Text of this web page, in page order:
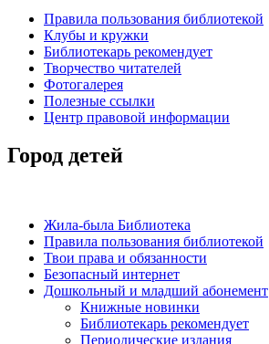
Правила пользования библиотекой
Клубы и кружки
Библиотекарь рекомендует
Творчество читателей
Фотогалерея
Полезные ссылки
Центр правовой информации
Город детей
Жила-была Библиотека
Правила пользования библиотекой
Твои права и обязанности
Безопасный интернет
Дошкольный и младший абонемент
Книжные новинки
Библиотекарь рекомендует
Периодические издания